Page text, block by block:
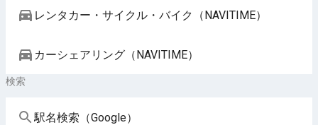
レンタカー・サイクル・バイク（NAVITIME）
カーシェアリング（NAVITIME）
検索
駅名検索（Google）